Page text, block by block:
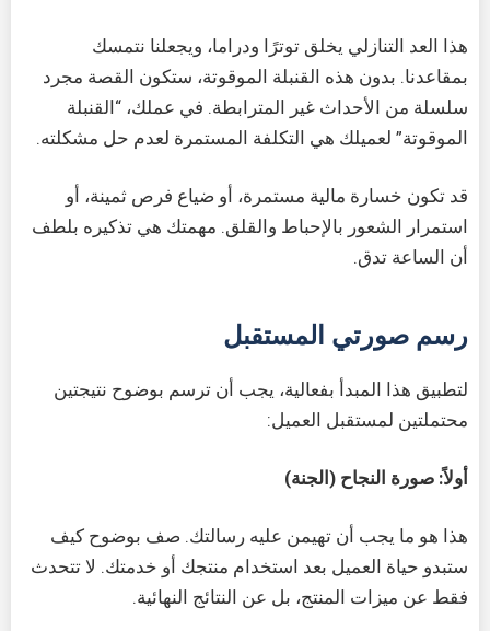
هذا العد التنازلي يخلق توترًا ودراما، ويجعلنا نتمسك
بمقاعدنا. بدون هذه القنبلة الموقوتة، ستكون القصة مجرد
سلسلة من الأحداث غير المترابطة. في عملك، “القنبلة
الموقوتة” لعميلك هي التكلفة المستمرة لعدم حل مشكلته.
قد تكون خسارة مالية مستمرة، أو ضياع فرص ثمينة، أو
استمرار الشعور بالإحباط والقلق. مهمتك هي تذكيره بلطف
أن الساعة تدق.
رسم صورتي المستقبل
لتطبيق هذا المبدأ بفعالية، يجب أن ترسم بوضوح نتيجتين
محتملتين لمستقبل العميل:
أولاً: صورة النجاح (الجنة)
هذا هو ما يجب أن تهيمن عليه رسالتك. صف بوضوح كيف
ستبدو حياة العميل بعد استخدام منتجك أو خدمتك. لا تتحدث
فقط عن ميزات المنتج، بل عن النتائج النهائية.